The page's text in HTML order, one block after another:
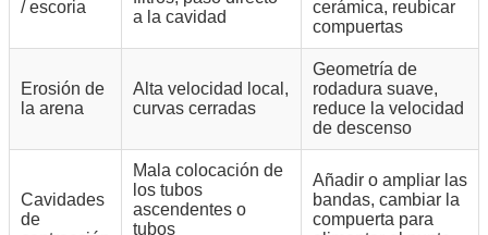
/ escoria
a la cavidad
cerámica, reubicar
compuertas
Erosión de
la arena
Alta velocidad local,
curvas cerradas
Geometría de
rodadura suave,
reduce la velocidad
de descenso
Cavidades
de
Mala colocación de
los tubos
ascendentes o
tubos
Añadir o ampliar las
bandas, cambiar la
compuerta para